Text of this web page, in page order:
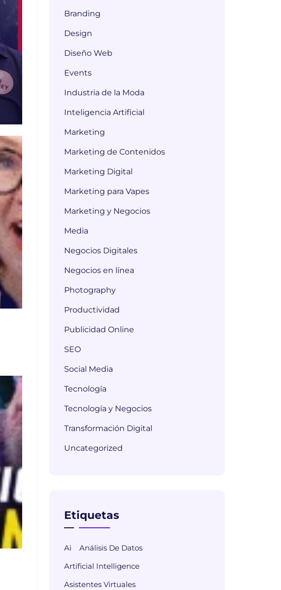
Branding
Design
Diseño Web
Events
Industria de la Moda
Inteligencia Artificial
Marketing
Marketing de Contenidos
Marketing Digital
Marketing para Vapes
Marketing y Negocios
Media
Negocios Digitales
Negocios en línea
Photography
Productividad
Publicidad Online
SEO
Social Media
Tecnología
Tecnología y Negocios
Transformación Digital
Uncategorized
Etiquetas
Ai
Análisis De Datos
Artificial Intelligence
Asistentes Virtuales